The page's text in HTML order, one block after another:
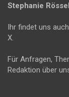
Stephanie Rössel
Ihr findet uns
X.
Für Anfragen,
Redaktion über